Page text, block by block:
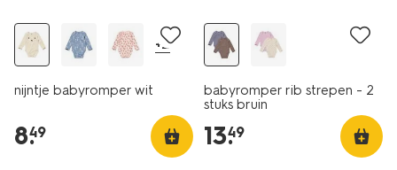
+2
nijntje babyromper wit
8.
49
babyromper rib strepen - 2
stuks bruin
13.
49